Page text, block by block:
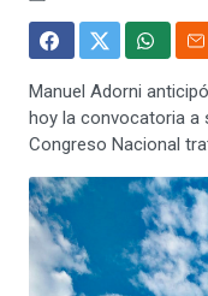
Manuel Adorni
hoy la convocatoria a
Congreso Nacional